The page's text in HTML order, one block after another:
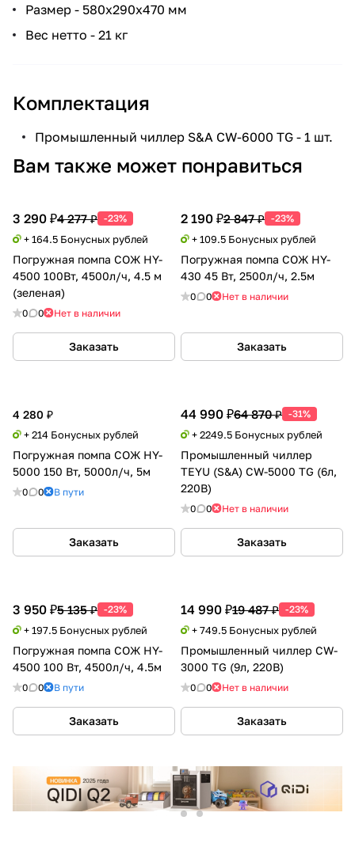
Размер - 580х290х470 мм
Вес нетто - 21 кг
Комплектация
Промышленный чиллер S&A CW-6000 TG - 1 шт.
Вам также может понравиться
3 290 ₽4 277 ₽ -23%
+ 164.5 Бонусных рублей
Погружная помпа СОЖ HY-
4500 100Вт, 4500л/ч, 4.5 м
(зеленая)
0 0 Нет в наличии
Заказать
2 190 ₽2 847 ₽ -23%
+ 109.5 Бонусных рублей
Погружная помпа СОЖ HY-
430 45 Вт, 2500л/ч, 2.5м
0 0 Нет в наличии
Заказать
44 990 ₽64 870 ₽ -31%
+ 2249.5 Бонусных рублей
Промышленный чиллер
TEYU (S&A) CW-5000 TG (6л,
220В)
0 0 Нет в наличии
Заказать
3 950 ₽5 135 ₽ -23%
+ 197.5 Бонусных рублей
Погружная помпа СОЖ HY-
4500 100 Вт, 4500л/ч, 4.5м
0 0 В пути
Заказать
14 990 ₽19 487 ₽ -23%
+ 749.5 Бонусных рублей
Промышленный чиллер CW-
3000 TG (9л, 220В)
0 0 Нет в наличии
Заказать
4 280 ₽
+ 214 Бонусных рублей
Погружная помпа СОЖ HY-
5000 150 Вт, 5000л/ч, 5м
0 0 В пути
Заказать